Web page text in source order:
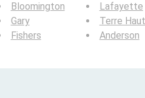
Bloomington
Gary
Fishers
Lafayette
Terre
Anderson